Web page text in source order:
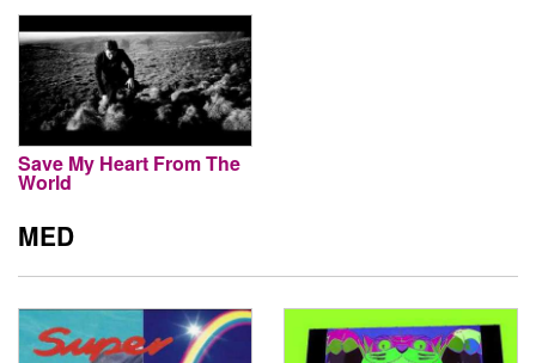
Save My Heart From The
World
MED